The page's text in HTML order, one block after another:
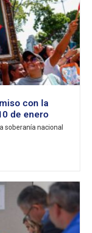
con la
de enero
soberanía nacional